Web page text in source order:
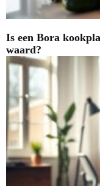
Is een Bora
waard?